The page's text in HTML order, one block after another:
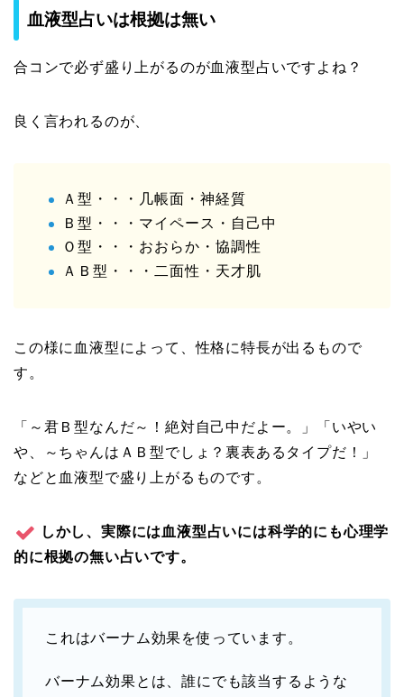
血液型占いは根拠は無い
合コンで必ず盛り上がるのが血液型占いですよね？
良く言われるのが、
Ａ型・・・几帳面・神経質
Ｂ型・・・マイペース・自己中
Ｏ型・・・おおらか・協調性
ＡＢ型・・・二面性・天才肌
この様に血液型によって、性格に特長が出るもので
す。
「～君Ｂ型なんだ～！絶対自己中だよー。」「いやい
や、～ちゃんはＡＢ型でしょ？裏表あるタイプだ！」
などと血液型で盛り上がるものです。
しかし、実際には血液型占いには科学的にも心理学
的に根拠の無い占いです。
これはバーナム効果を使っています。
バーナム効果とは、誰にでも該当するような